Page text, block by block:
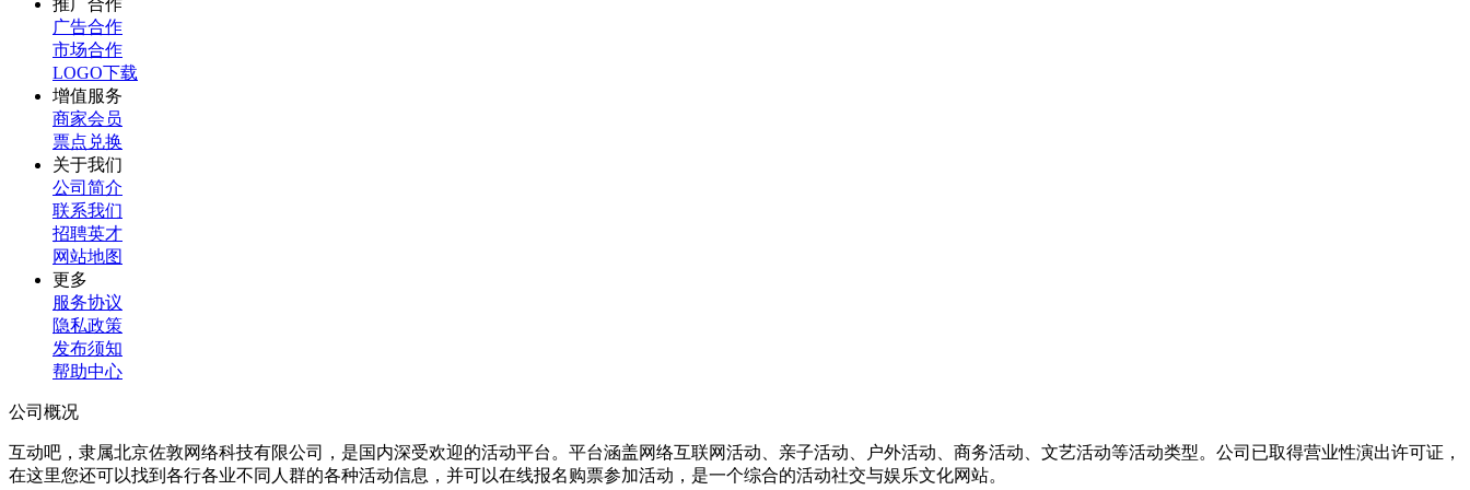
推广合作
广告合作
市场合作
LOGO下载
增值服务
商家会员
票点兑换
关于我们
公司简介
联系我们
招聘英才
网站地图
更多
服务协议
隐私政策
发布须知
帮助中心
公司概况
互动吧，隶属北京佐敦网络科技有限公司，是国内深受欢迎的活动平台。平台涵盖网络互联网活动、亲子活动、户外活动、商务活动、文艺活动等活动类型。公司已取得营业性演出许可证，
在这里您还可以找到各行各业不同人群的各种活动信息，并可以在线报名购票参加活动，是一个综合的活动社交与娱乐文化网站。